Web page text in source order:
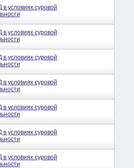
условиях суровой
условиях суровой
условиях суровой
условиях суровой
условиях суровой
условиях суровой
условиях суровой